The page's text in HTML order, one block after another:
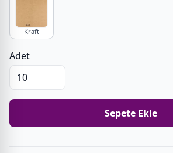
Kraft
Adet
Sepete Ekle